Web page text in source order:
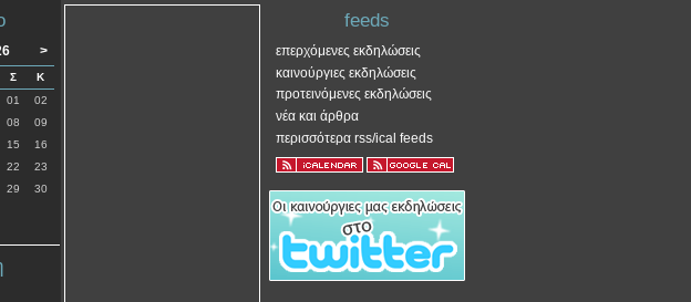
>
Σ
Κ
01
02
08
09
15
16
22
23
29
30
feeds
επερχόμενες εκδηλώσεις
καινούργιες εκδηλώσεις
προτεινόμενες εκδηλώσεις
νέα και άρθρα
περισσότερα rss/ical feeds